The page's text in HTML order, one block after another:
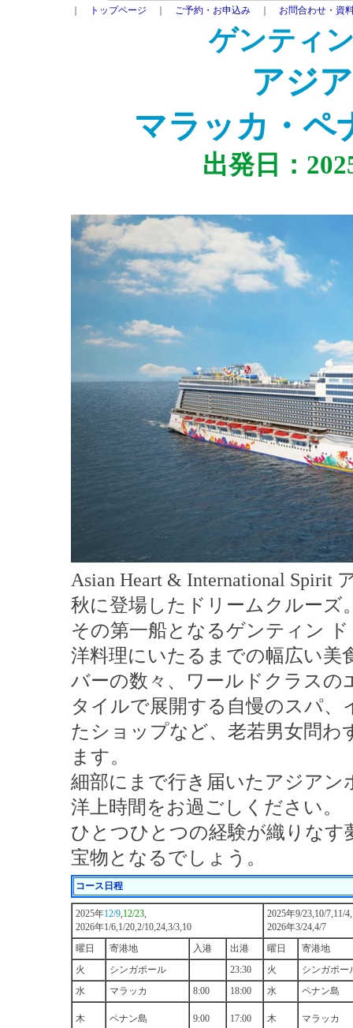
トップページ ご予約・お申込み お問合わせ・資
ゲンティ
アジ
マラッカ・ペ
出発日：
Asian Heart & International Spirit
秋に登場したドリームクルーズ
その第一船となるゲンティン
洋料理にいたるまでの幅広い
バーの数々、ワールドクラスの
タイルで展開する自慢のスパ
たショップなど、老若男女問わ
ます。
細部にまで行き届いたアジア
洋上時間をお過ごしください。
ひとつひとつの経験が織りな
宝物となるでしょう。
コース日程
2025年12/9,12/23,
2026年1/6,1/20,2/10,24,3/3,10
2025年9/23,10/7,11/
2026年3/24,4/7
曜日
寄港地 入港 出港 曜日
寄港地
火
シンガポール 23:30 火
シンガポー
水
マラッカ 8:00 18:00 水 ペナン島
木 ペナン島 9:00 17:00 木 マラッカ